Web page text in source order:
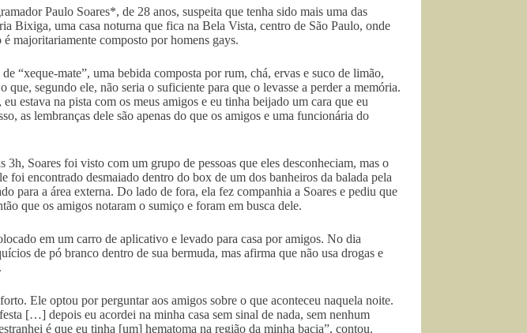
Paulo Soares*, de 28 anos, suspeita que tenha sido mais uma das
Bixiga, uma casa noturna que fica na Bela Vista, centro de São Paulo, onde
majoritariamente composto por homens gays.
“xeque-mate”, uma bebida composta por rum, chá, ervas e suco de limão,
que, segundo ele, não seria o suficiente para que o levasse a perder a memória.
estava na pista com os meus amigos e eu tinha beijado um cara que eu
as lembranças dele são apenas do que os amigos e uma funcionária do
Soares foi visto com um grupo de pessoas que eles desconheciam, mas o
foi encontrado desmaiado dentro do box de um dos banheiros da balada pela
para a área externa. Do lado de fora, ela fez companhia a Soares e pediu que
que os amigos notaram o sumiço e foram em busca dele.
em um carro de aplicativo e levado para casa por amigos. No dia
de pó branco dentro de sua bermuda, mas afirma que não usa drogas e
Ele optou por perguntar aos amigos sobre o que aconteceu naquela noite.
[…] depois eu acordei na minha casa sem sinal de nada, sem nenhum
é que eu tinha [um] hematoma na região da minha bacia”, contou.